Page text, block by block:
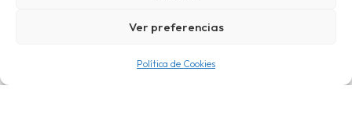
Ver preferencias
Política de Cookies
ASESORÍA INTEGRAL